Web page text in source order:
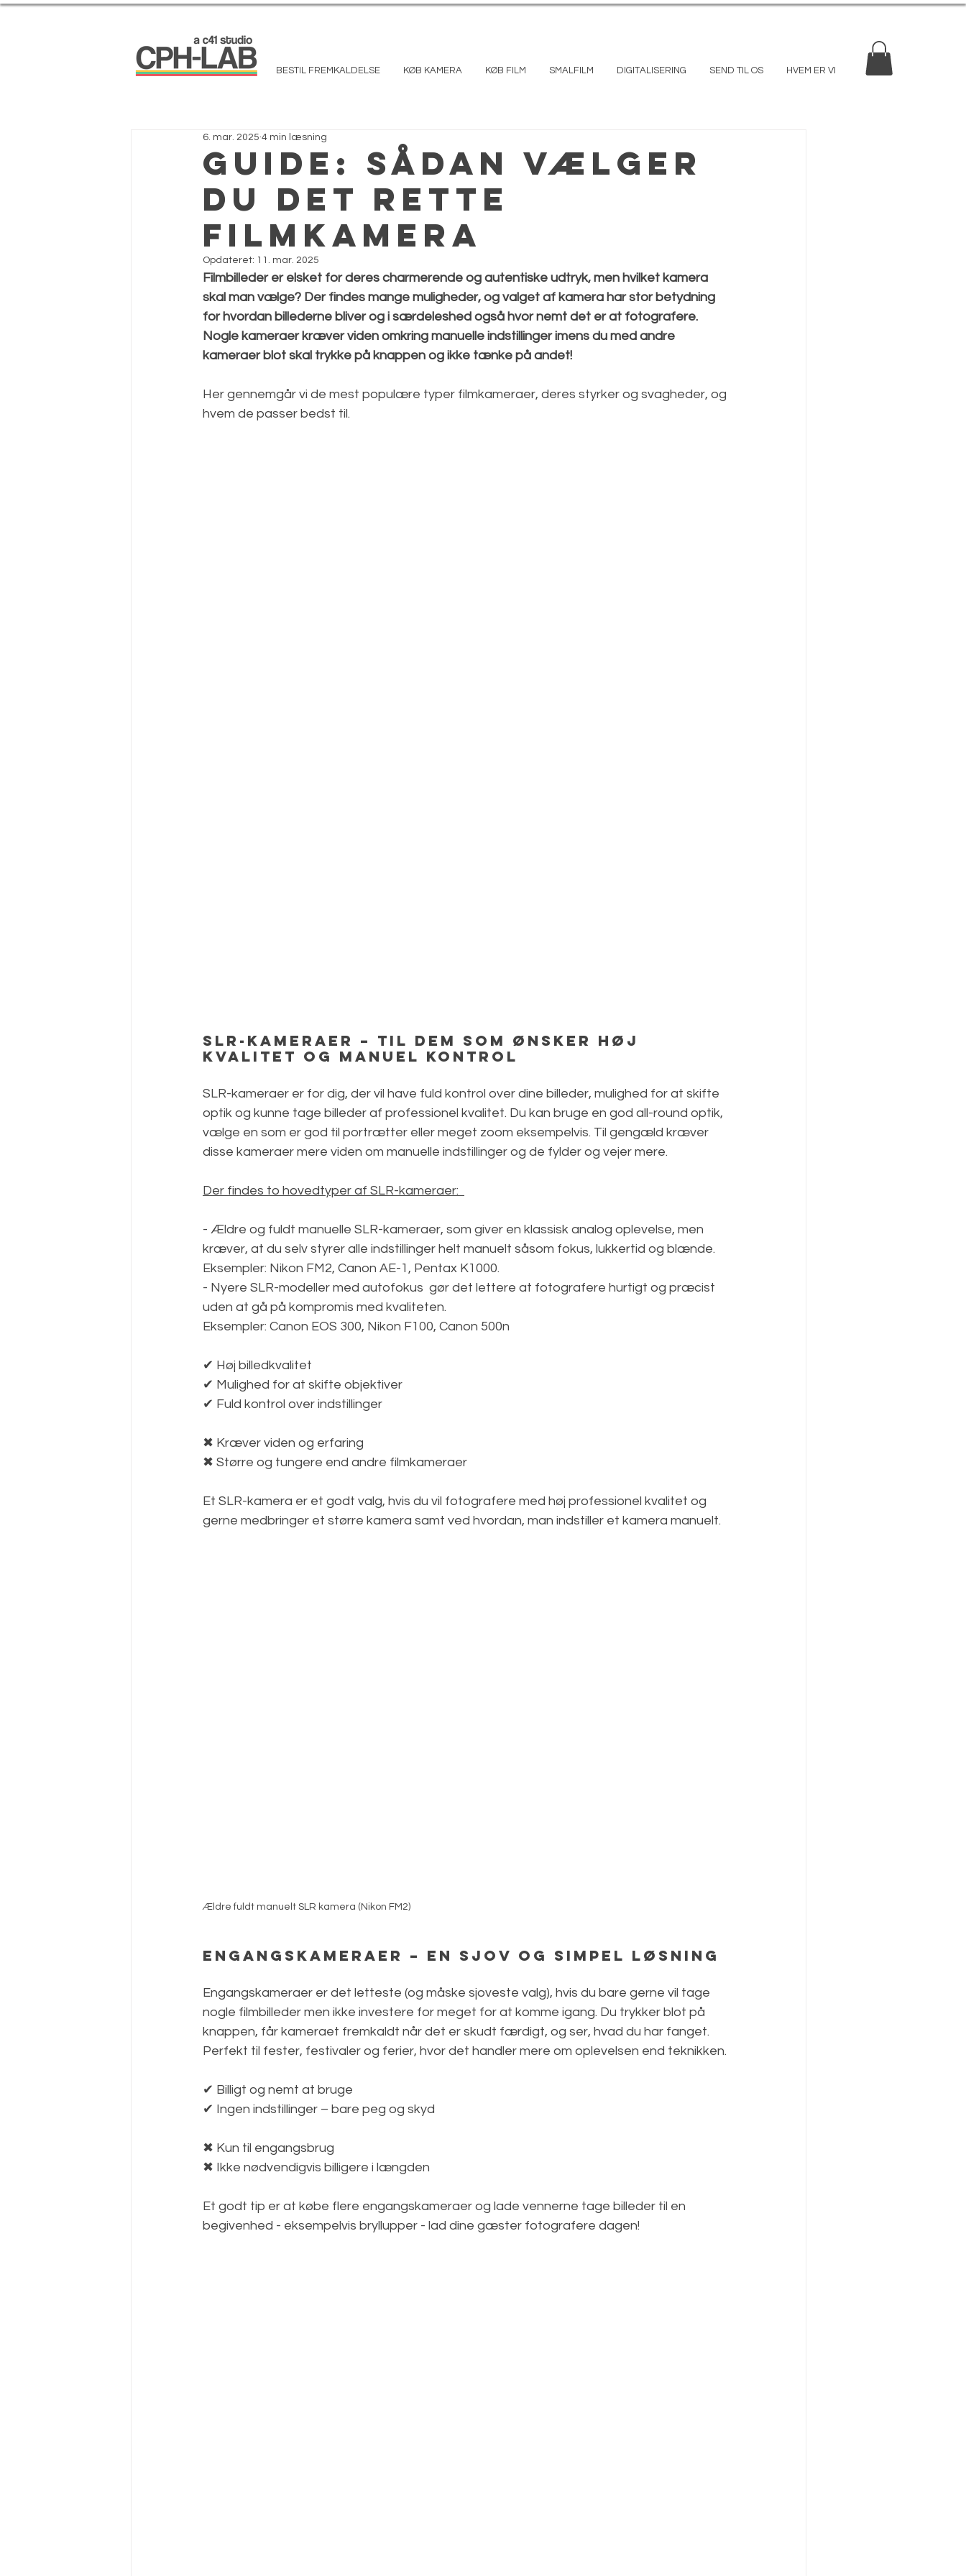
BESTIL FREMKALDELSE KØB KAMERA KØB FILM SMALFILM DIGITALISERING SEND TIL OS HVEM ER VI
Guide: Sådan vælger
du det rette
filmkamera
6. mar. 2025 4 min læsning
Opdateret: 11. mar. 2025
Filmbilleder er elsket for deres charmerende og autentiske udtryk, men hvilket kamera
skal man vælge? Der findes mange muligheder, og valget af kamera har stor betydning
for hvordan billederne bliver og i særdeleshed også hvor nemt det er at fotografere.
Nogle kameraer kræver viden omkring manuelle indstillinger imens du med andre
kameraer blot skal trykke på knappen og ikke tænke på andet!
Her gennemgår vi de mest populære typer filmkameraer, deres styrker og svagheder, og
hvem de passer bedst til.
SLR-kameraer – til dem som ønsker høj
kvalitet og manuel kontrol
SLR-kameraer er for dig, der vil have fuld kontrol over dine billeder, mulighed for at skifte
optik og kunne tage billeder af professionel kvalitet. Du kan bruge en god all-round optik,
vælge en som er god til portrætter eller meget zoom eksempelvis. Til gengæld kræver
disse kameraer mere viden om manuelle indstillinger og de fylder og vejer mere.
Der findes to hovedtyper af SLR-kameraer:
- Ældre og fuldt manuelle SLR-kameraer, som giver en klassisk analog oplevelse, men
kræver, at du selv styrer alle indstillinger helt manuelt såsom fokus, lukkertid og blænde.
Eksempler: Nikon FM2, Canon AE-1, Pentax K1000.
- Nyere SLR-modeller med autofokus  gør det lettere at fotografere hurtigt og præcist
uden at gå på kompromis med kvaliteten.
Eksempler: Canon EOS 300, Nikon F100, Canon 500n
✔ Høj billedkvalitet
✔ Mulighed for at skifte objektiver
✔ Fuld kontrol over indstillinger
✖ Kræver viden og erfaring
✖ Større og tungere end andre filmkameraer
Et SLR-kamera er et godt valg, hvis du vil fotografere med høj professionel kvalitet og
gerne medbringer et større kamera samt ved hvordan, man indstiller et kamera manuelt.
Ældre fuldt manuelt SLR kamera (Nikon FM2)
Engangskameraer – en sjov og simpel løsning
Engangskameraer er det letteste (og måske sjoveste valg), hvis du bare gerne vil tage
nogle filmbilleder men ikke investere for meget for at komme igang. Du trykker blot på
knappen, får kameraet fremkaldt når det er skudt færdigt, og ser, hvad du har fanget.
Perfekt til fester, festivaler og ferier, hvor det handler mere om oplevelsen end teknikken.
✔ Billigt og nemt at bruge
✔ Ingen indstillinger – bare peg og skyd
✖ Kun til engangsbrug
✖ Ikke nødvendigvis billigere i længden
Et godt tip er at købe flere engangskameraer og lade vennerne tage billeder til en
begivenhed - eksempelvis bryllupper - lad dine gæster fotografere dagen!